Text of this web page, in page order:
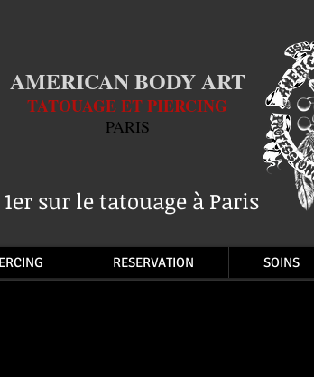
AMERICAN BODY ART
TATOUAGE ET PIERCING
PARIS
1er sur le tatouage à Paris
RESERVATION SOINS